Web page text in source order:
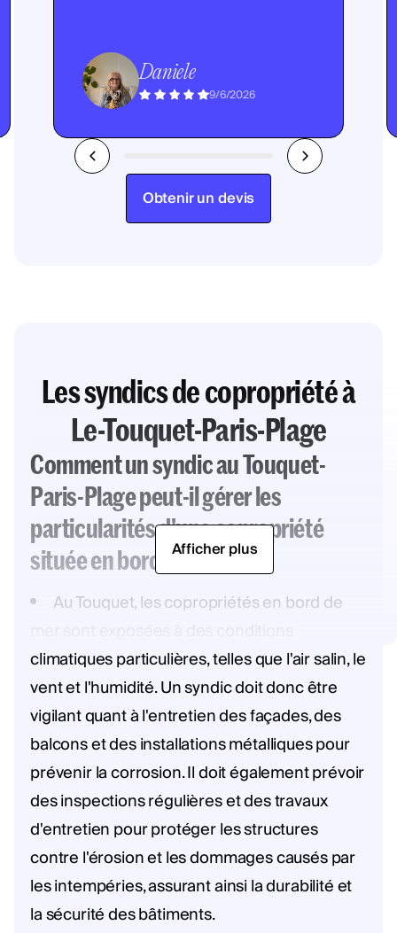
Daniele
9/6/2026
Obtenir un devis
Les syndics de copropriété à
Le-Touquet-Paris-Plage
Comment un syndic au Touquet-
Paris-Plage peut-il gérer les
particularités d'une copropriété
située en bord de mer ?
Au Touquet, les copropriétés en bord de
climatiques particulières, telles que l'air salin, le
vent et l'humidité. Un syndic doit donc être
vigilant quant à l'entretien des façades, des
balcons et des installations métalliques pour
prévenir la corrosion. Il doit également prévoir
des inspections régulières et des travaux
d'entretien pour protéger les structures
contre l'érosion et les dommages causés par
les intempéries, assurant ainsi la durabilité et
la sécurité des bâtiments.
Afficher plus